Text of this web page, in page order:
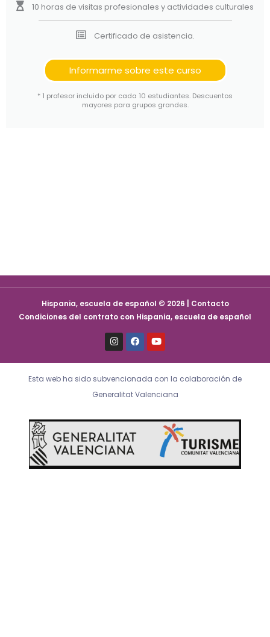
10 horas de visitas profesionales y actividades culturales
Certificado de asistencia.
Informarme sobre este curso
* 1 profesor incluido por cada 10 estudiantes. Descuentos
mayores para grupos grandes.
Hispania, escuela de español © 2026 | Contacto
Condiciones del contrato con Hispania, escuela de español
I
n
s
t
g
r
a
F
a
c
e
o
o
k
Y
o
u
t
b
e
Esta web ha sido subvencionada con la colaboración de
Generalitat Valenciana